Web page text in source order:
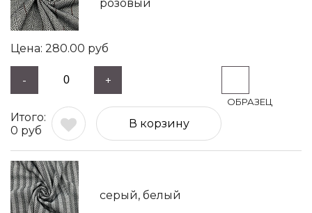
розовый
280.00 руб
- +
0 руб
В корзину
серый, белый